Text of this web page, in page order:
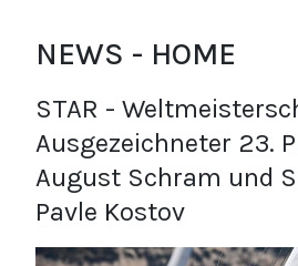
NEWS - HOME
STAR -
Ausgezeichneter 23.
August Schram und
Pavle Kostov